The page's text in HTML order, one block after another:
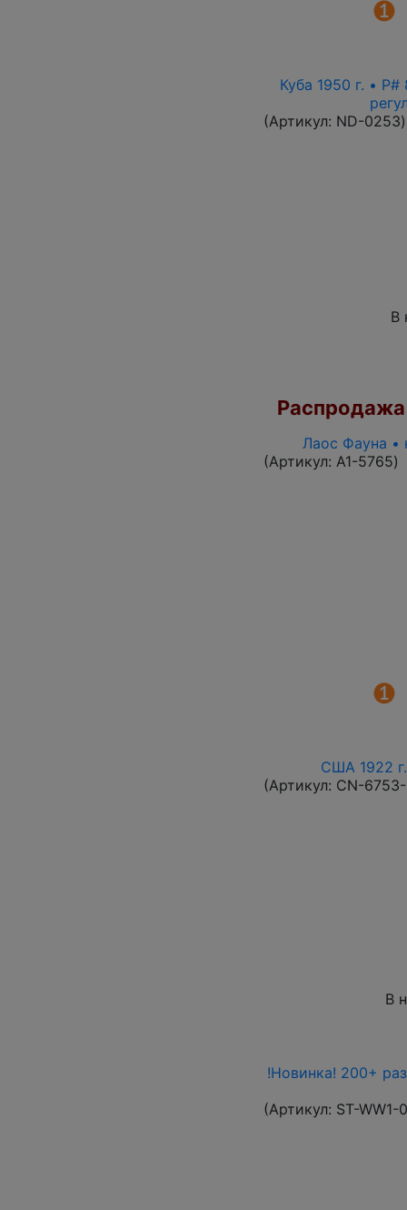
Куба 1950 г. •
(Артикул: ND-0253)
В
Распродажа
Лаос Фауна •
(Артикул: A1-5765)
США 1922
(Артикул: CN-
В
!Новинка! 200+
(Артикул: ST-